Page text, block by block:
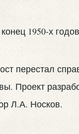
перестал
Проект
Л.А. Носков.